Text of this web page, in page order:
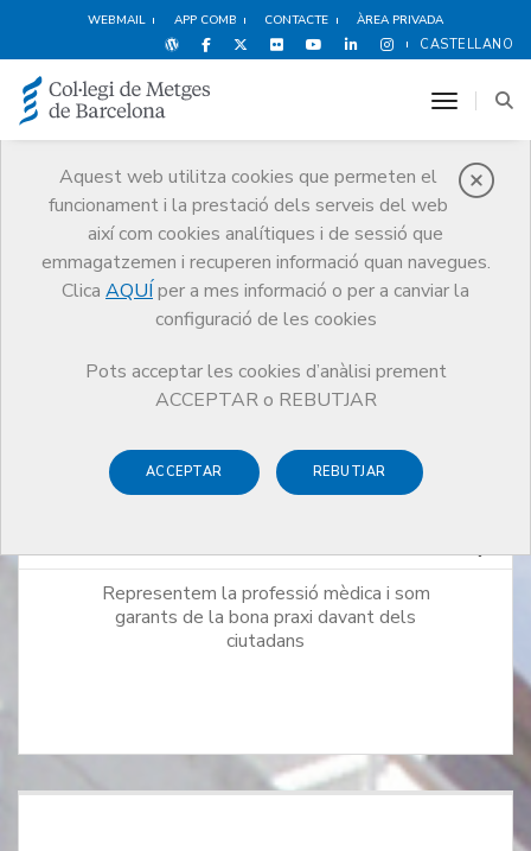
WEBMAIL APP COMB CONTACTE ÀREA PRIVADA
CASTELLANO
Aquest web utilitza cookies que permeten el
funcionament i la prestació dels serveis del web
així com cookies analítiques i de sessió que
emmagatzemen i recuperen informació quan navegues.
Clica AQUÍ per a mes informació o per a canviar la
configuració de les cookies
Pots acceptar les cookies d’anàlisi prement
ACCEPTAR o REBUTJAR
ACCEPTAR REBUTJAR
toggle
El CoMB
Coneix el Col·legi, la seva història,
funcions i estructura, així com els
posicionaments de la Junta de Govern
sobre diversos temes d’actualitat
Representem la professió mèdica i som
garants de la bona praxi davant dels
ciutadans